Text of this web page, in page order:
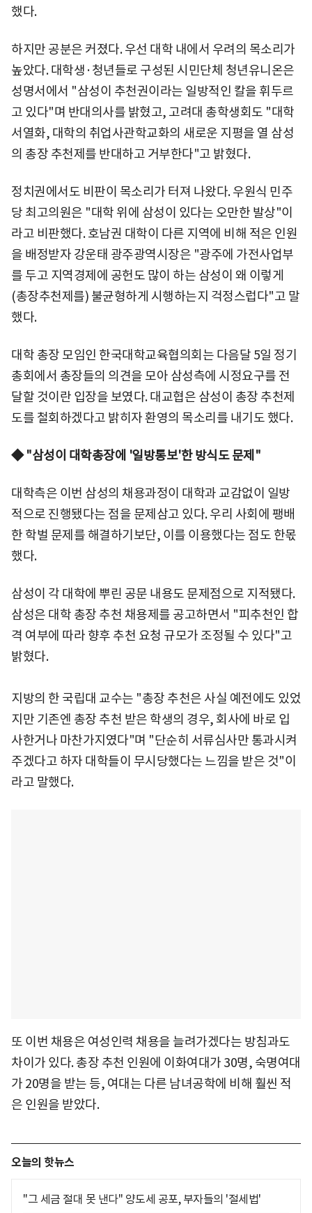
했다.
하지만 공분은 커졌다. 우선 대학 내에서 우려의 목소리가
높았다. 대학생·청년들로 구성된 시민단체 청년유니온은
성명서에서 "삼성이 추천권이라는 일방적인 칼을 휘두르
고 있다"며 반대의사를 밝혔고, 고려대 총학생회도 "대학
서열화, 대학의 취업사관학교화의 새로운 지평을 열 삼성
의 총장 추천제를 반대하고 거부한다"고 밝혔다.
정치권에서도 비판이 목소리가 터져 나왔다. 우원식 민주
당 최고의원은 "대학 위에 삼성이 있다는 오만한 발상"이
라고 비판했다. 호남권 대학이 다른 지역에 비해 적은 인원
을 배정받자 강운태 광주광역시장은 "광주에 가전사업부
를 두고 지역경제에 공헌도 많이 하는 삼성이 왜 이렇게
(총장추천제를) 불균형하게 시행하는지 걱정스럽다"고 말
했다.
대학 총장 모임인 한국대학교육협의회는 다음달 5일 정기
총회에서 총장들의 의견을 모아 삼성측에 시정요구를 전
달할 것이란 입장을 보였다. 대교협은 삼성이 총장 추천제
도를 철회하겠다고 밝히자 환영의 목소리를 내기도 했다.
◆ "삼성이 대학총장에 '일방통보'한 방식도 문제"
대학측은 이번 삼성의 채용과정이 대학과 교감없이 일방
적으로 진행됐다는 점을 문제삼고 있다. 우리 사회에 팽배
한 학벌 문제를 해결하기보단, 이를 이용했다는 점도 한몫
했다.
삼성이 각 대학에 뿌린 공문 내용도 문제점으로 지적됐다.
삼성은 대학 총장 추천 채용제를 공고하면서 "피추천인 합
격 여부에 따라 향후 추천 요청 규모가 조정될 수 있다"고
밝혔다.
지방의 한 국립대 교수는 "총장 추천은 사실 예전에도 있었
지만 기존엔 총장 추천 받은 학생의 경우, 회사에 바로 입
사한거나 마찬가지였다"며 "단순히 서류심사만 통과시켜
주겠다고 하자 대학들이 무시당했다는 느낌을 받은 것"이
라고 말했다.
또 이번 채용은 여성인력 채용을 늘려가겠다는 방침과도
차이가 있다. 총장 추천 인원에 이화여대가 30명, 숙명여대
가 20명을 받는 등, 여대는 다른 남녀공학에 비해 훨씬 적
은 인원을 받았다.
오늘의 핫뉴스
"그 세금 절대 못 낸다" 양도세 공포, 부자들의 '절세법'